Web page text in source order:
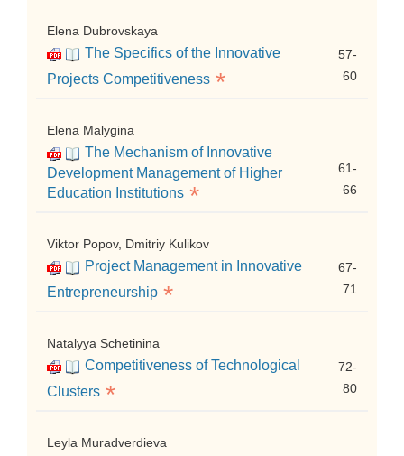
Elena Dubrovskaya
The Specifics of the Innovative
Projects Competitiveness *
57-
60
Elena Malygina
The Mechanism of Innovative
Development Management of Higher
Education Institutions *
61-
66
Viktor Popov, Dmitriy Kulikov
Project Management in Innovative
Entrepreneurship *
67-
71
Natalyya Schetinina
Competitiveness of Technological
Clusters *
72-
80
Leyla Muradverdieva